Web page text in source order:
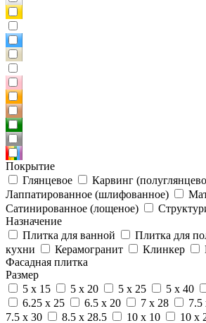
Покрытие
Глянцевое
Карвинг
Лаппатированное (шлифованное)
Сатинированное (лощеное)
Назначение
Плитка для ванной
Плитка для
кухни
Керамогранит Клинкер
Фасадная плитка
Размер
5 x 15
5 x 20 5 x 25 5 x 40
6.25 x 25
6.5 x 20 7 x 28 7.5
7.5 x 30
8.5 x 28.5 10 x 10 10 x